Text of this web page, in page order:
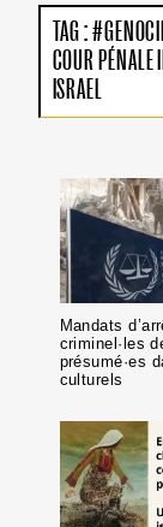
TAG :
COUR PÉNALE
ISRAEL
Mandats
criminel·les
présumé·es
culturels